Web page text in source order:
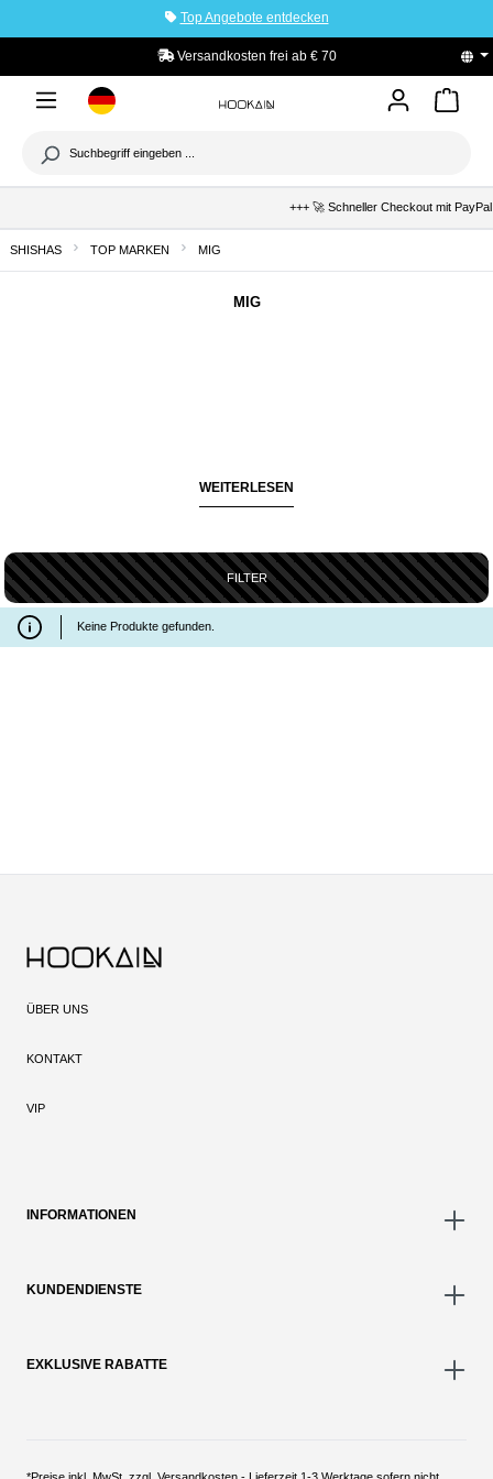
Top Angebote entdecken
Versandkosten frei ab € 70
+++ 🚀 Schneller Checkout mit
SHISHAS TOP MARKEN MIG
MIG
WEITERLESEN
FILTER
Keine Produkte gefunden.
ÜBER UNS
KONTAKT
VIP
INFORMATIONEN
KUNDENDIENSTE
EXKLUSIVE RABATTE